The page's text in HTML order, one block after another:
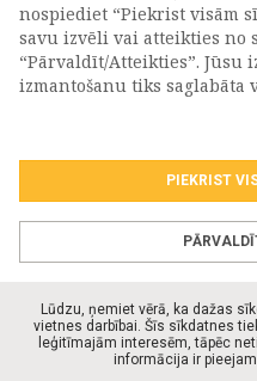
PIETEIKTIES MŪSU
Piekrītu personasdatu
© Ciekurs.lv 2026.
nospiediet “Piekrist visām
savu izvēli vai atteikties no
“Pārvaldīt/Atteikties”. Jūsu
izmantošanu tiks saglabāta
PIEKRIST
Lūdzu, ņemiet vērā, ka dažas
vietnes darbībai. Šīs sīkdatnes
leģitīmajām interesēm, tāpēc
informācija ir